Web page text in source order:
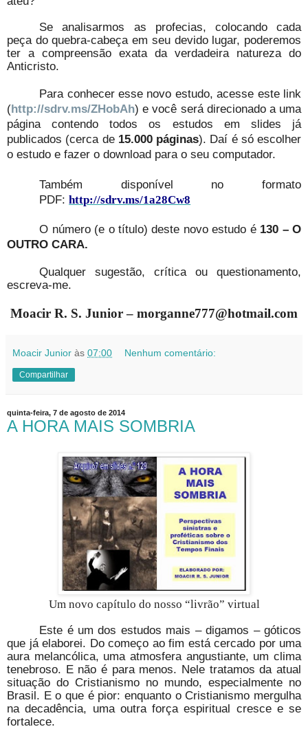
Se analisarmos as profecias, colocando cada
peça do quebra-cabeça em seu devido lugar, poderemos
ter a compreensão exata da verdadeira natureza do
Anticristo.
Para conhecer esse novo estudo, acesse este link
(http://sdrv.ms/ZHobAh) e você será direcionado a uma
página contendo todos os estudos em slides já
publicados (cerca de 15.000 páginas). Daí é só escolher
o estudo e fazer o download para o seu computador.
Também disponível no formato
PDF: http://sdrv.ms/1a28Cw8
O número (e o título) deste novo estudo é 130 – O
OUTRO CARA.
Qualquer sugestão, crítica ou questionamento,
escreva-me.
Moacir R. S. Junior – morganne777@hotmail.com
Moacir Junior às 07:00 Nenhum comentário:
Compartilhar
quinta-feira, 7 de agosto de 2014
A HORA MAIS SOMBRIA
Um novo capítulo do nosso “livrão” virtual
Este é um dos estudos mais – digamos – góticos
que já elaborei. Do começo ao fim está cercado por uma
aura melancólica, uma atmosfera angustiante, um clima
tenebroso. E não é para menos. Nele tratamos da atual
situação do Cristianismo no mundo, especialmente no
Brasil. E o que é pior: enquanto o Cristianismo mergulha
na decadência, uma outra força espiritual cresce e se
fortalece.